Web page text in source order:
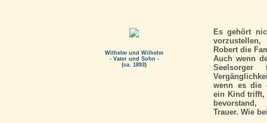
Wilhelm und Wilhelm
- Vater und Sohn -
(ca. 1893)
Es gehört
Robert die
Auch wenn
Seelsorger
wenn es die
ein Kind trifft,
Trauer. Wie